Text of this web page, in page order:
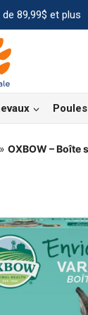
89,99$ et plus
Poules
» OXBOW –